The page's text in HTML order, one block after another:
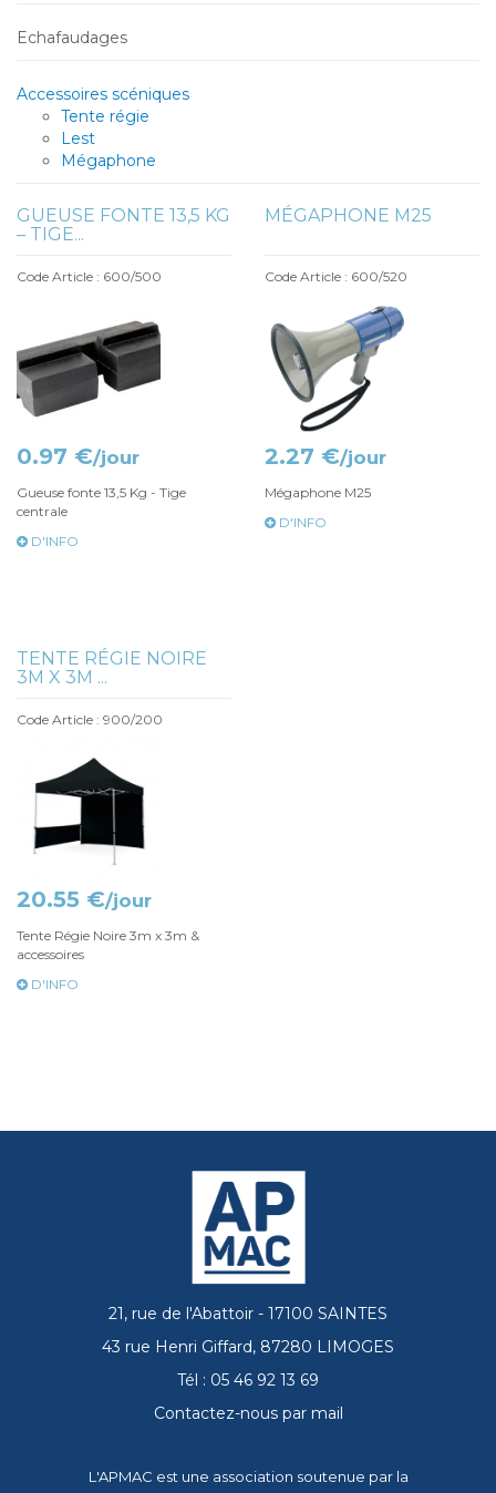
Echafaudages
Accessoires scéniques
Tente régie
Lest
Mégaphone
GUEUSE FONTE 13,5 KG
– TIGE...
Code Article : 600/500
0.97 €/jour
Gueuse fonte 13,5 Kg - Tige
centrale
D'INFO
MÉGAPHONE M25
Code Article : 600/520
2.27 €/jour
Mégaphone M25
D'INFO
TENTE RÉGIE NOIRE
3M X 3M ...
Code Article : 900/200
20.55 €/jour
Tente Régie Noire 3m x 3m &
accessoires
D'INFO
21, rue de l'Abattoir - 17100 SAINTES
43 rue Henri Giffard, 87280 LIMOGES
Tél : 05 46 92 13 69
Contactez-nous par mail
L'APMAC est une association soutenue par la